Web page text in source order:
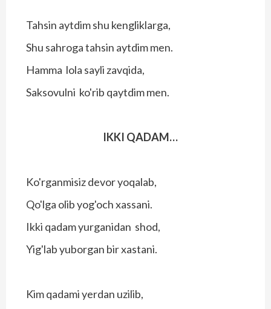
Tahsin aytdim shu kengliklarga,
Shu sahroga tahsin aytdim men.
Hamma lola sayli zavqida,
Saksovulni ko'rib qaytdim men.
IKKI QADAM…
Ko'rganmisiz devor yoqalab,
Qo'lga olib yog'och xassani.
Ikki qadam yurganidan shod,
Yig'lab yuborgan bir xastani.
Kim qadami yerdan uzilib,